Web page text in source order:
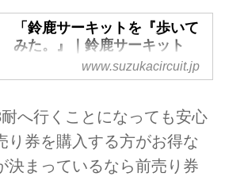
「鈴鹿サーキットを『歩いて
みた。』｜鈴鹿サーキット
意外と広い鈴鹿サーキット！駐車
へはどうやって行けば良いんだろ
う…？そんなギモンにお答えする
べく、スタッフがカメラを持って
実際に“歩いて”みました！是非参
www.suzukacircuit.jp
へ行くことになっても安心
り券を購入する方がお得な
決まっているなら前売り券